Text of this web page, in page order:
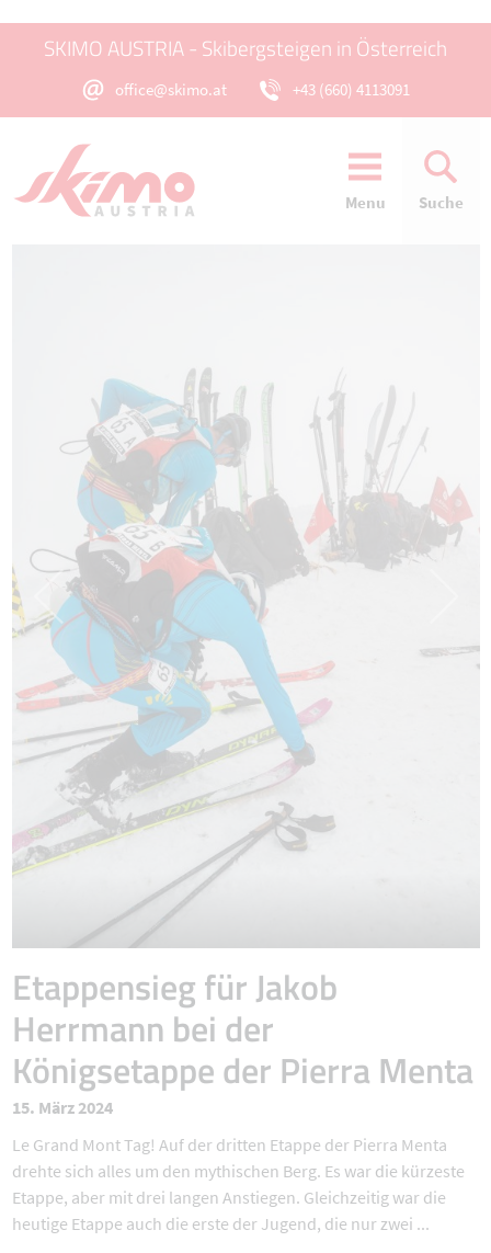
SKIMO AUSTRIA - Skibergsteigen in Österreich
office@skimo.at +43 (660) 4113091
Menu Suche
Etappensieg für Jakob
Herrmann bei der
Königsetappe der Pierra Menta
15. März 2024
Le Grand Mont Tag! Auf der dritten Etappe der Pierra Menta
drehte sich alles um den mythischen Berg. Es war die kürzeste
Etappe, aber mit drei langen Anstiegen. Gleichzeitig war die
heutige Etappe auch die erste der Jugend, die nur zwei ...